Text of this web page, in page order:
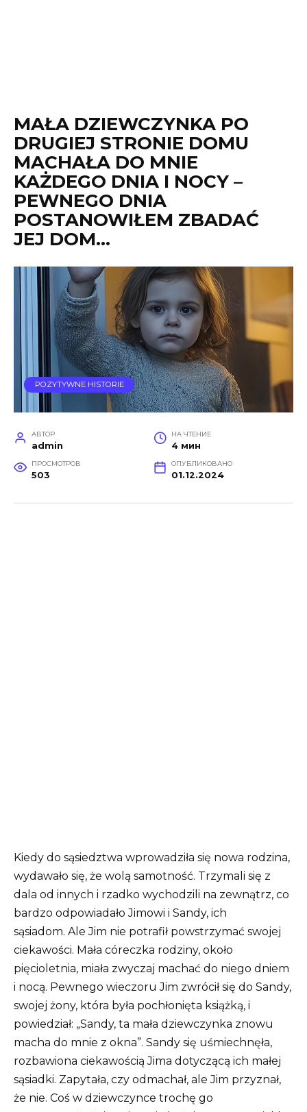
MAŁA DZIEWCZYNKA PO
DRUGIEJ STRONIE DOMU
MACHAŁA DO MNIE
KAŻDEGO DNIA I NOCY –
PEWNEGO DNIA
POSTANOWIŁEM ZBADAĆ
JEJ DOM…
POZYTYWNE HISTORIE
АВТОР
admin
НА ЧТЕНИЕ
4 мин
ПРОСМОТРОВ
503
ОПУБЛИКОВАНО
01.12.2024
Kiedy do sąsiedztwa wprowadziła się nowa rodzina,
wydawało się, że wolą samotność. Trzymali się z
dala od innych i rzadko wychodzili na zewnątrz, co
bardzo odpowiadało Jimowi i Sandy, ich
sąsiadom. Ale Jim nie potrafił powstrzymać swojej
ciekawości. Mała córeczka rodziny, około
pięcioletnia, miała zwyczaj machać do niego dniem
i nocą. Pewnego wieczoru Jim zwrócił się do Sandy,
swojej żony, która była pochłonięta książką, i
powiedział: „Sandy, ta mała dziewczynka znowu
macha do mnie z okna”. Sandy się uśmiechnęła,
rozbawiona ciekawością Jima dotyczącą ich małej
sąsiadki. Zapytała, czy odmachał, ale Jim przyznał,
że nie. Coś w dziewczynce trochę go